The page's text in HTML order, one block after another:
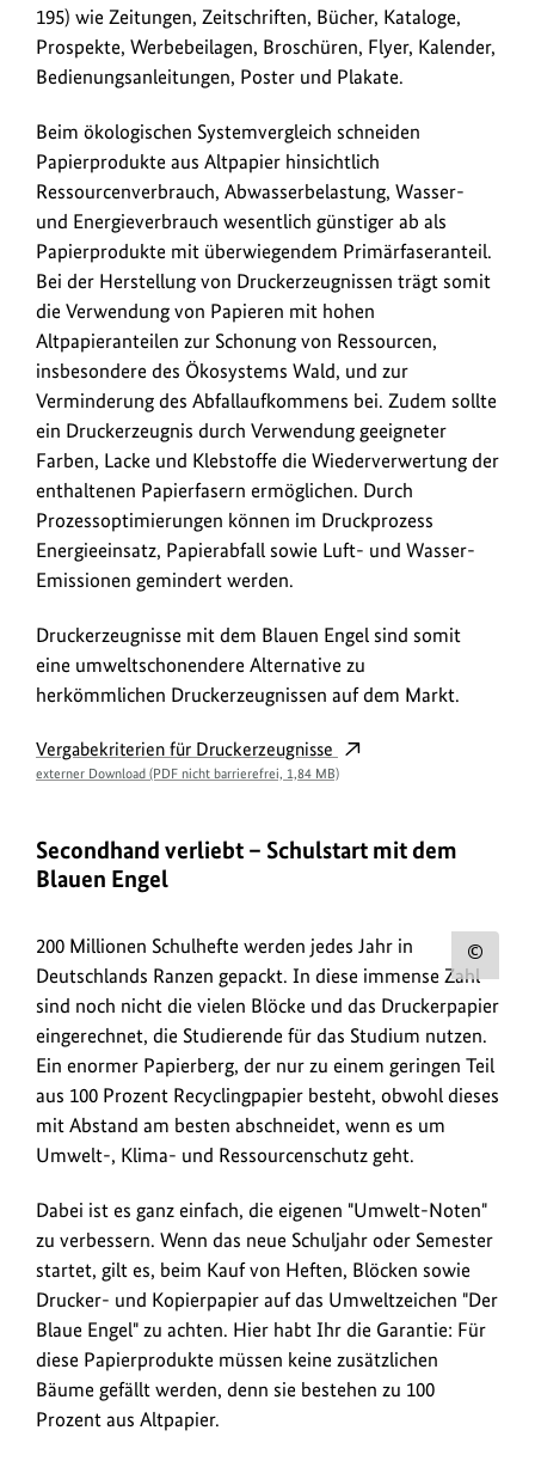
195) wie Zeitungen, Zeitschriften, Bücher, Kataloge,
Prospekte, Werbebeilagen, Broschüren, Flyer, Kalender,
Bedienungsanleitungen, Poster und Plakate.
Beim ökologischen Systemvergleich schneiden
Papierprodukte aus Altpapier hinsichtlich
Ressourcenverbrauch, Abwasserbelastung, Wasser-
und Energieverbrauch wesentlich günstiger ab als
Papierprodukte mit überwiegendem Primärfaseranteil.
Bei der Herstellung von Druckerzeugnissen trägt somit
die Verwendung von Papieren mit hohen
Altpapieranteilen zur Schonung von Ressourcen,
insbesondere des Ökosystems Wald, und zur
Verminderung des Abfallaufkommens bei. Zudem sollte
ein Druckerzeugnis durch Verwendung geeigneter
Farben, Lacke und Klebstoffe die Wiederverwertung der
enthaltenen Papierfasern ermöglichen. Durch
Prozessoptimierungen können im Druckprozess
Energieeinsatz, Papierabfall sowie Luft- und Wasser-
Emissionen gemindert werden.
Druckerzeugnisse mit dem Blauen Engel sind somit
eine umweltschonendere Alternative zu
herkömmlichen Druckerzeugnissen auf dem Markt.
Vergabekriterien für Druckerzeugnisse
externer Download (PDF nicht barrierefrei, 1,84 MB)
Secondhand verliebt – Schulstart mit dem
Blauen Engel
zum
Bild
200 Millionen Schulhefte werden jedes Jahr in
Deutschlands Ranzen gepackt. In diese immense Zahl
sind noch nicht die vielen Blöcke und das Druckerpapier
eingerechnet, die Studierende für das Studium nutzen.
Ein enormer Papierberg, der nur zu einem geringen Teil
aus 100 Prozent Recyclingpapier besteht, obwohl dieses
mit Abstand am besten abschneidet, wenn es um
Umwelt-, Klima- und Ressourcenschutz geht.
Dabei ist es ganz einfach, die eigenen "Umwelt-Noten"
zu verbessern. Wenn das neue Schuljahr oder Semester
startet, gilt es, beim Kauf von Heften, Blöcken sowie
Drucker- und Kopierpapier auf das Umweltzeichen "Der
Blaue Engel" zu achten. Hier habt Ihr die Garantie: Für
diese Papierprodukte müssen keine zusätzlichen
Bäume gefällt werden, denn sie bestehen zu 100
Prozent aus Altpapier.